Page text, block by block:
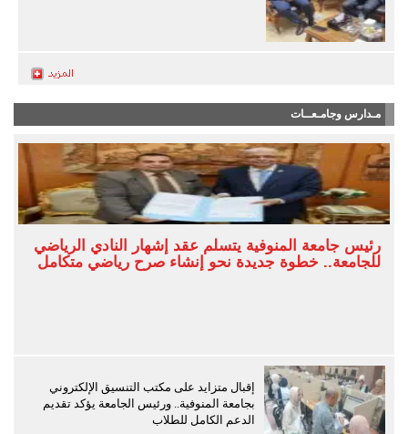
مـدارس وجامـعــات
رئيس جامعة المنوفية يتسلم عقد إشهار النادي الرياضي
للجامعة.. خطوة جديدة نحو إنشاء صرح رياضي متكامل
إقبال متزايد على مكتب التنسيق الإلكتروني
بجامعة المنوفية.. ورئيس الجامعة يؤكد تقديم
الدعم الكامل للطلاب